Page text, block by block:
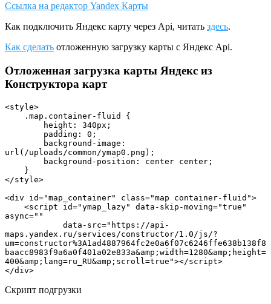
Ссылка на редактор Yandex Карты
Как подключить Яндекс карту через Api, читать здесь.
Как сделать отложенную загрузку карты с Яндекс Api.
Отложенная загрузка карты Яндекс из
Конструктора карт
<style>
url(/uploads/common/ymap0.png);
</style>
<div id="map_container" class="map container-fluid">
async=""
maps.yandex.ru/services/constructor/1.0/js/?
um=constructor%3A1ad4887964fc2e0a6f07c6246ffe638b138f8
baacc8983f9a6a0f401a02e833a&amp;width=1280&amp;height=
400&amp;lang=ru_RU&amp;scroll=true"></script>
</div>
Скрипт подгрузки